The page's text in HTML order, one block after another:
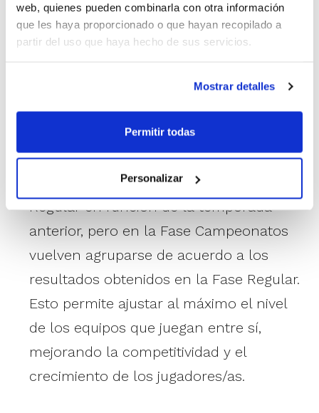
web, quienes pueden combinarla con otra información
que les haya proporcionado o que hayan recopilado a
partir del uso que haya hecho de sus servicios.
Mostrar detalles
Permitir todas
Personalizar
la Fase Campeonato Autonómico, Fase
Campeonato Preferente, Fase
Campeonato 2ª Zonal (al igual que en los
niveles de la Fase Regular, el número de
Campeonatos dependerá de la
categoría). De esta manera, los equipos
se agrupan por niveles en la Fase
Regular en función de la temporada
anterior, pero en la Fase Campeonatos
vuelven agruparse de acuerdo a los
resultados obtenidos en la Fase Regular.
Esto permite ajustar al máximo el nivel
de los equipos que juegan entre sí,
mejorando la competitividad y el
crecimiento de los jugadores/as.